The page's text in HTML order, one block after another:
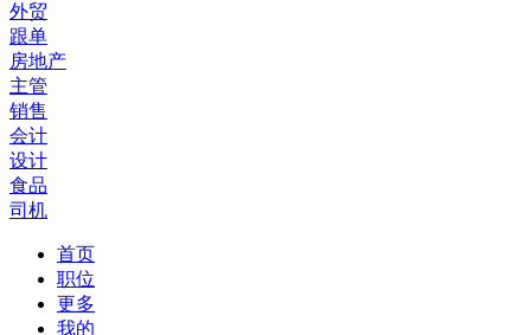
外贸
跟单
房地产
主管
销售
会计
设计
食品
司机
首页
职位
更多
我的